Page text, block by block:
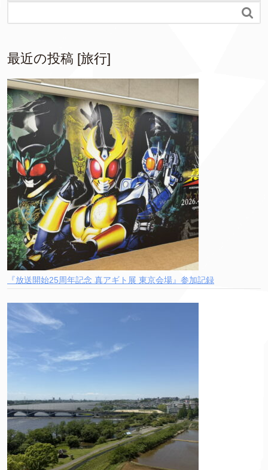

最近の投稿 [旅行]
『放送開始25周年記念 真アギト展 東京会場』参加記録